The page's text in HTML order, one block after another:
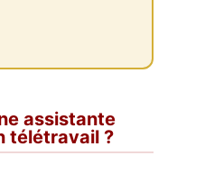
assistante
télétravail ?